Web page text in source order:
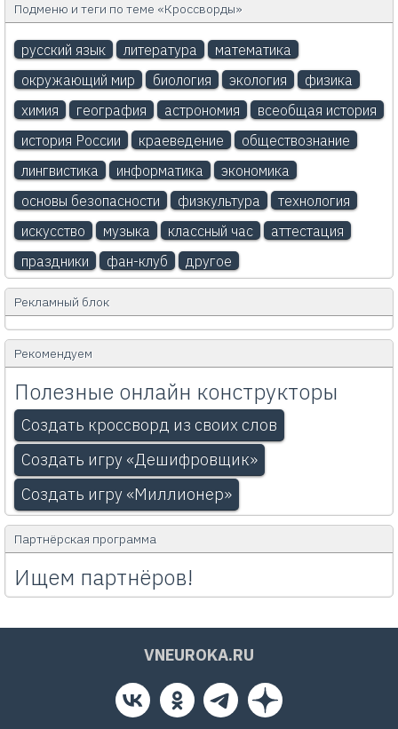
Подменю и теги по теме «Кроссворды»
русский язык литература
математика
окружающий мир
биология экология
физика
химия
география астрономия
всеобщая история
история России
краеведение
обществознание
лингвистика
информатика
экономика
основы безопасности
физкультура
технология
искусство
музыка классный час
аттестация
праздники
фан-клуб другое
Рекламный блок
Рекомендуем
Полезные онлайн конструкторы
Создать кроссворд из своих слов
Создать игру «Дешифровщик»
Создать игру «Миллионер»
Партнёрская программа
Ищем партнёров!
VNEUROKA.RU